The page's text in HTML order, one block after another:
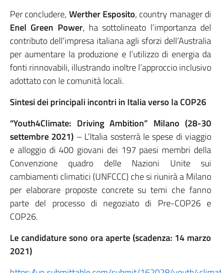
Per concludere, Werther Esposito, country manager di
Enel Green Power, ha sottolineato l’importanza del
contributo dell’impresa italiana agli sforzi dell’Australia
per aumentare la produzione e l’utilizzo di energia da
fonti rinnovabili, illustrando inoltre l’approccio inclusivo
adottato con le comunità locali.
Sintesi dei principali incontri in Italia verso la COP26
“Youth4Climate: Driving Ambition” Milano (28-30
settembre 2021) – L’Italia sosterrà le spese di viaggio
e alloggio di 400 giovani dei 197 paesi membri della
Convenzione quadro delle Nazioni Unite sui
cambiamenti climatici (UNFCCC) che si riunirà a Milano
per elaborare proposte concrete su temi che fanno
parte del processo di negoziato di Pre-COP26 e
COP26.
Le candidature sono ora aperte (scadenza: 14 marzo
2021)